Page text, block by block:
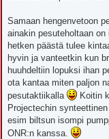
Samaan hengenvetoon
ainakin pesuteholtaan
hetken päästä tulee
hyvin ja vanteetkin kun
huuhdeltiin lopuksi ihan
ota kantaa miten paljon
pesutaktiikalla
Koitin
Projectechin
esim biltsun isompi
ONR:n kanssa.